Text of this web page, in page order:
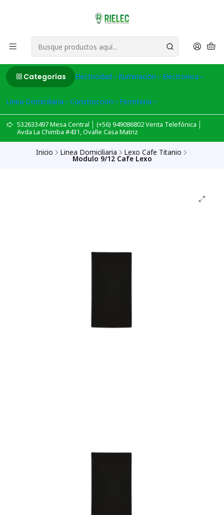
Categorías Electricidad Iluminación Electronica
Linea Domiciliaria Construcción Ferreteria
532633497 Mesa Central │ (+56) 949086802 Venta Telefónica │
Avda La Chimba #431, Ovalle Casa Matriz
Inicio Linea Domiciliaria Lexo Cafe Titanio
Modulo 9/12 Cafe Lexo